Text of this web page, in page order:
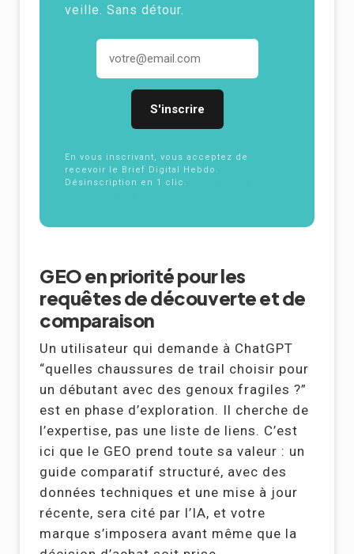
veille. Sans détour.
En vous inscrivant, vous acceptez de
recevoir le Brief Digital Hebdo.
Désinscription en 1 clic.
GEO en priorité pour les
requêtes de découverte et de
comparaison
Un utilisateur qui demande à ChatGPT
“quelles chaussures de trail choisir pour
un débutant avec des genoux fragiles ?”
est en phase d’exploration. Il cherche de
l’expertise, pas une liste de liens. C’est
ici que le GEO prend toute sa valeur : un
guide comparatif structuré, avec des
données techniques et une mise à jour
récente, sera cité par l’IA, et votre
marque s’imposera avant même que la